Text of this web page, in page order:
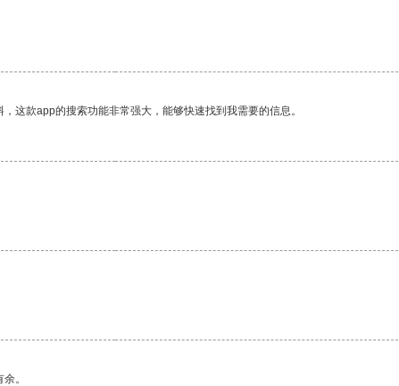
这款app的搜索功能非常强大，能够快速找到我需要的信息。
。